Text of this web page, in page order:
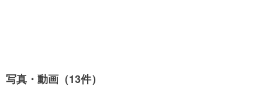
写真・動画（13件）